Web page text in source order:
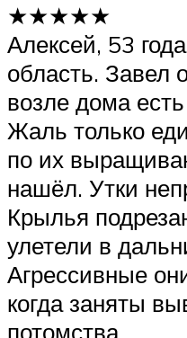
★★★★★
Алексей, 53
область. Завел
возле дома
Жаль только
по их
нашёл. Утки
Крылья
улетели в
Агрессивные
когда заняты
потомства.